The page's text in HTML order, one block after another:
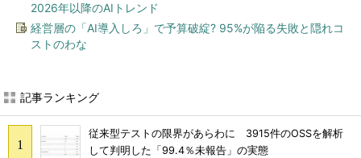
2026年以降のAIトレンド
経営層の「AI導入しろ」で予算破綻? 95%が陥る失敗と隠れコ
ストのわな
記事ランキング
従来型テストの限界があらわに 3915件のOSSを解析
して判明した「99.4％未報告」の実態